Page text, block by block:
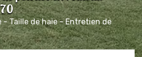
- Taille de haie - Entretien de